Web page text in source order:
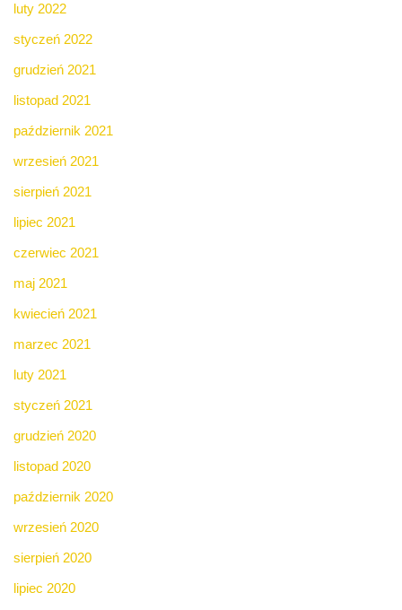
luty 2022
styczeń 2022
grudzień 2021
listopad 2021
październik 2021
wrzesień 2021
sierpień 2021
lipiec 2021
czerwiec 2021
maj 2021
kwiecień 2021
marzec 2021
luty 2021
styczeń 2021
grudzień 2020
listopad 2020
październik 2020
wrzesień 2020
sierpień 2020
lipiec 2020